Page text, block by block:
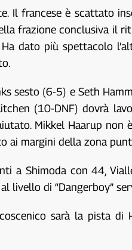
Il francese è scattato
frazione conclusiva il
dato più spettacolo
sesto (6-5) e Seth
(10-DNF) dovrà
Mikkel Haarup non
ai margini della zona
a Shimoda con 44,
livello di “Dangerboy”
sarà la pista di